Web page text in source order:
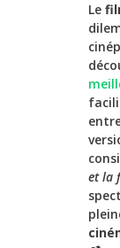
Le
et la